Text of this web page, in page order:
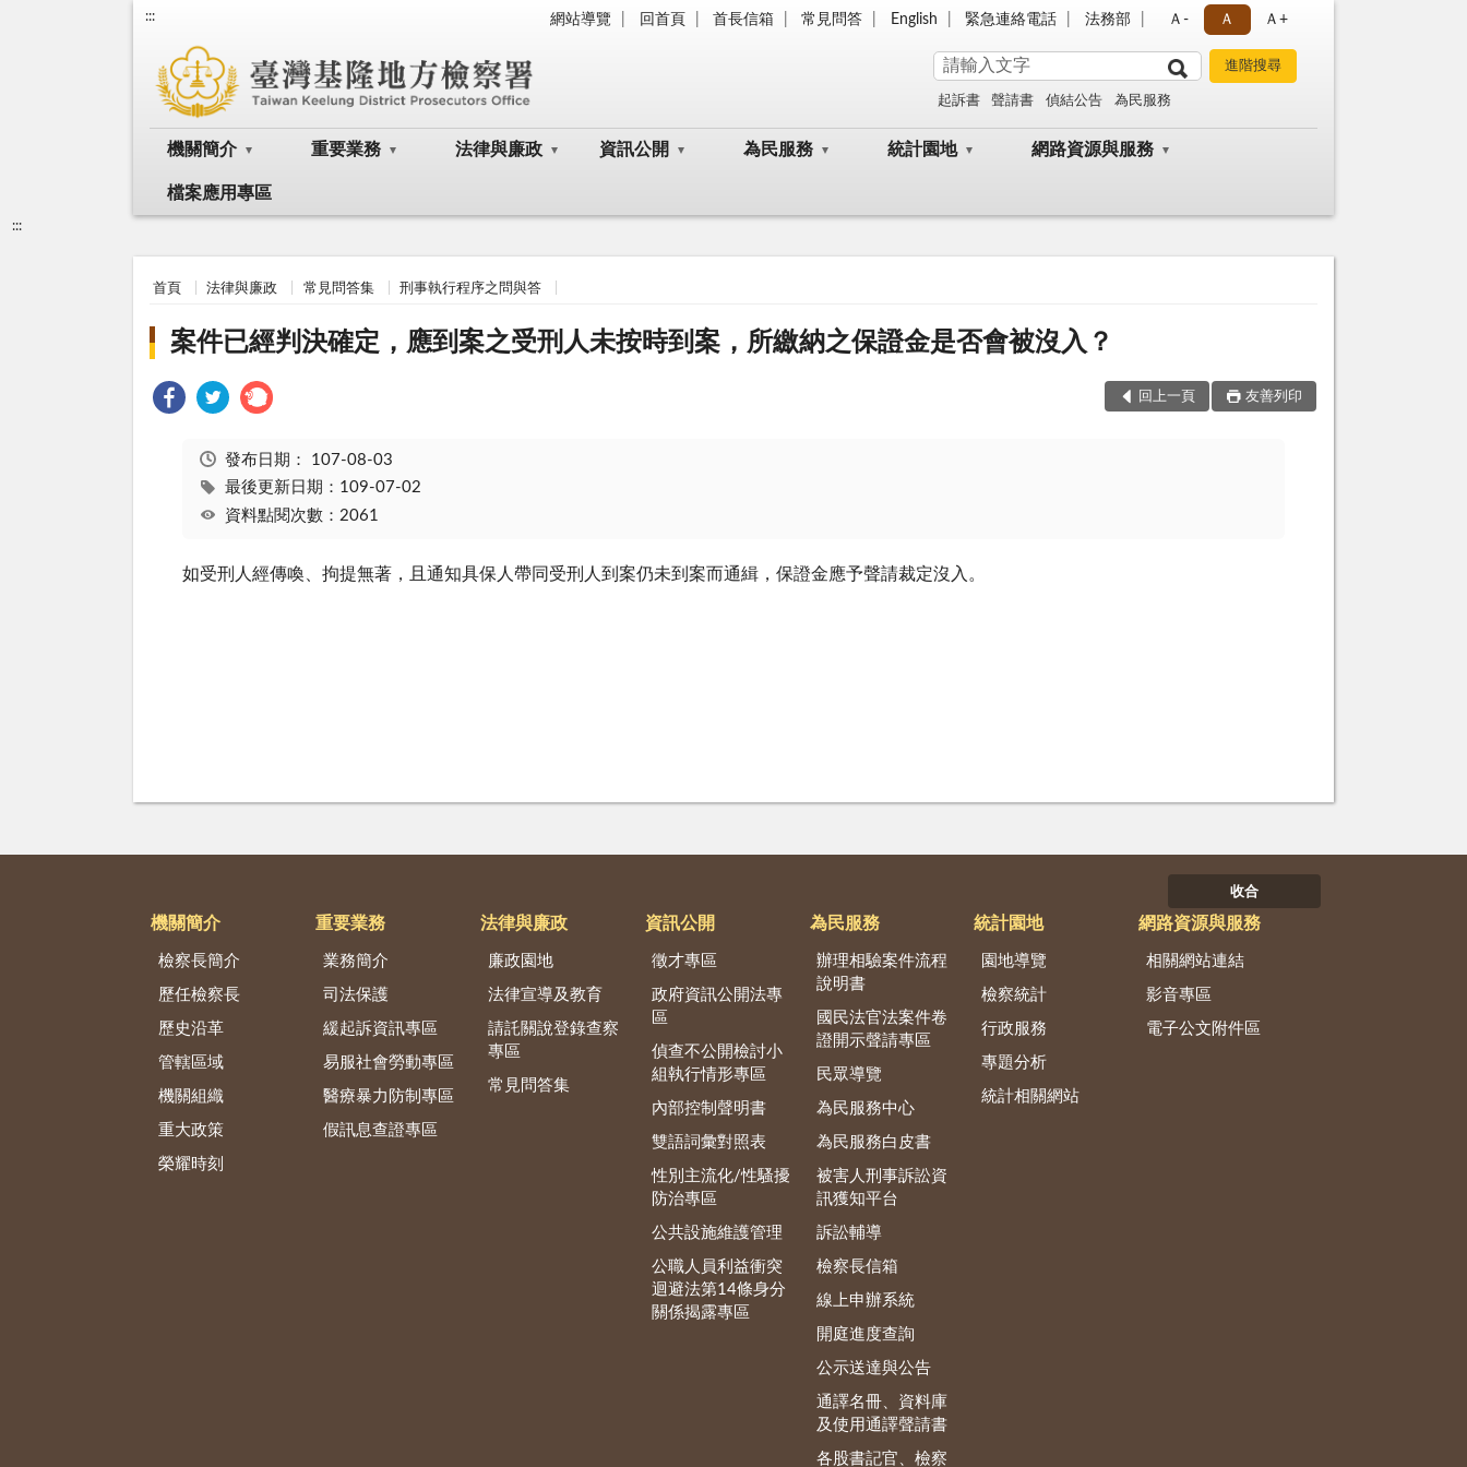
::: 網站導覽 回首頁 首長信箱 常見問答 English 緊急連絡電話 法務部 Ａ- Ａ Ａ+
起訴書 聲請書 偵結公告 為民服務
機關簡介 重要業務 法律與廉政 資訊公開 為民服務 統計園地 網路資源與服務
檔案應用專區
:::
首頁 法律與廉政 常見問答集 刑事執行程序之問與答
案件已經判決確定，應到案之受刑人未按時到案，所繳納之保證金是否會被沒入？
回上一頁 友善列印
發布日期： 107-08-03
最後更新日期：109-07-02
資料點閱次數：2061
如受刑人經傳喚、拘提無著，且通知具保人帶同受刑人到案仍未到案而通緝，保證金應予聲請裁定沒入。
收合
機關簡介
檢察長簡介
歷任檢察長
歷史沿革
管轄區域
機關組織
重大政策
榮耀時刻
重要業務
業務簡介
司法保護
緩起訴資訊專區
易服社會勞動專區
醫療暴力防制專區
假訊息查證專區
法律與廉政
廉政園地
法律宣導及教育
請託關說登錄查察
專區
常見問答集
資訊公開
徵才專區
政府資訊公開法專
區
偵查不公開檢討小
組執行情形專區
內部控制聲明書
雙語詞彙對照表
性別主流化/性騷擾
防治專區
公共設施維護管理
公職人員利益衝突
迴避法第14條身分
關係揭露專區
為民服務
辦理相驗案件流程
說明書
國民法官法案件卷
證開示聲請專區
民眾導覽
為民服務中心
為民服務白皮書
被害人刑事訴訟資
訊獲知平台
訴訟輔導
檢察長信箱
線上申辦系統
開庭進度查詢
公示送達與公告
通譯名冊、資料庫
及使用通譯聲請書
各股書記官、檢察
統計園地
園地導覽
檢察統計
行政服務
專題分析
統計相關網站
網路資源與服務
相關網站連結
影音專區
電子公文附件區